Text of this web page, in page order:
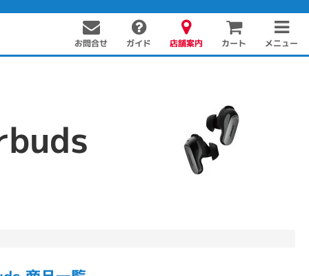
お問合せ ガイド 店舗案内 カート メニュー